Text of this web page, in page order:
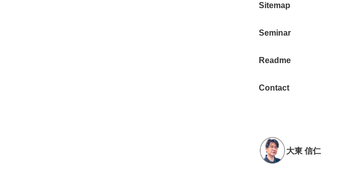
Sitemap
Seminar
Readme
Contact
大東 信仁
なぜか4年ちょっと前